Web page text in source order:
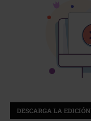
DESCARGA LA